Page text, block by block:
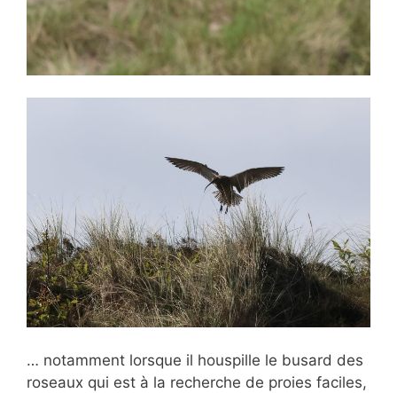
… notamment lorsque il houspille le busard des
roseaux qui est à la recherche de proies faciles,